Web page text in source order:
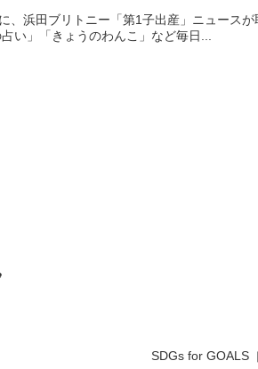
浜田ブリトニー「第1子出産」ニュース
い」「きょうのわんこ」など毎日...
SDGs for GOALS